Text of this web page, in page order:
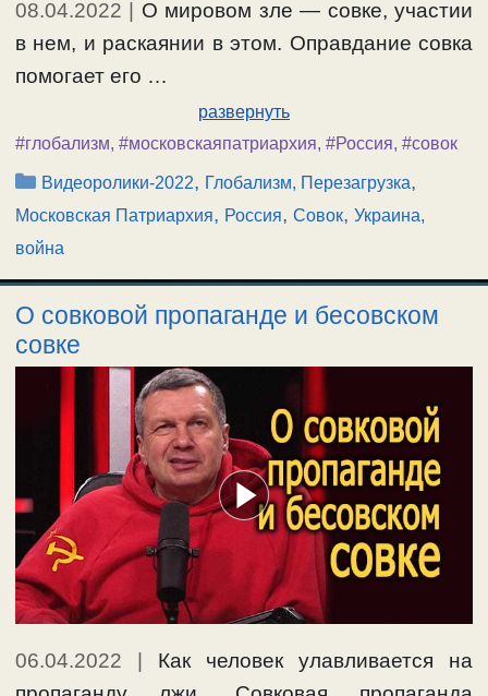
08.04.2022
О мировом зле — совке, участии
в нем, и раскаянии в этом. Оправдание совка
помогает его …
развернуть
#глобализм, #московскаяпатриархия, #Россия, #совок
Рубрики
Видеоролики-2022, Глобализм, Перезагрузка,
Московская Патриархия, Россия, Совок, Украина,
война
О совковой пропаганде и бесовском
совке
06.04.2022 | Как человек улавливается на